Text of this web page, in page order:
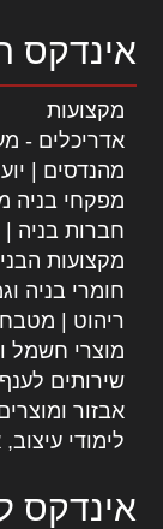
אינדקס
מקצועות
אדריכלים -
מהנדסים |
מפקחי בניה
חברות בניה |
מקצועות
חומרי בניה
ריהוט |
מוצרי חשמל
שירותים
אבזור
לימודי
אינדקס